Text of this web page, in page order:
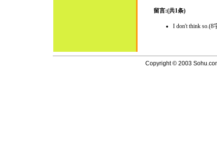
留言:(共1条)
I don't think so.(8
Copyright © 2003